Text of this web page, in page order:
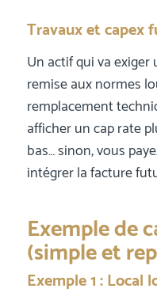
Travaux et capex
Un actif qui va
remise aux normes
remplacement
afficher un cap rate
bas… sinon, vous
intégrer la facture
Exemple de
(simple et
Exemple 1 : Local